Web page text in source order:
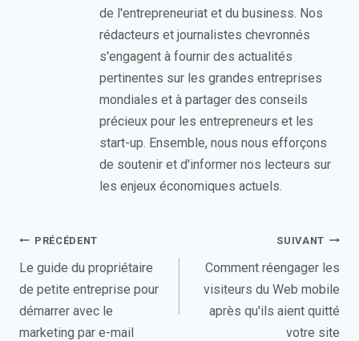
de l'entrepreneuriat et du business. Nos
rédacteurs et journalistes chevronnés
s'engagent à fournir des actualités
pertinentes sur les grandes entreprises
mondiales et à partager des conseils
précieux pour les entrepreneurs et les
start-up. Ensemble, nous nous efforçons
de soutenir et d'informer nos lecteurs sur
les enjeux économiques actuels.
Navigation
de
l’article
PRÉCÉDENT
Le guide du propriétaire
de petite entreprise pour
démarrer avec le
marketing par e-mail
SUIVANT
Comment réengager les
visiteurs du Web mobile
après qu'ils aient quitté
votre site